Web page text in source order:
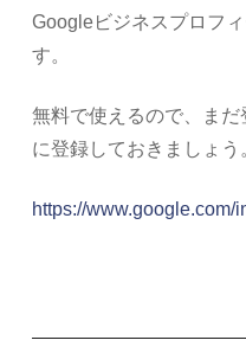
Googleビジネスプロフ
す。
無料で使えるので、ま
に登録しておきましょう
https://www.google.com/